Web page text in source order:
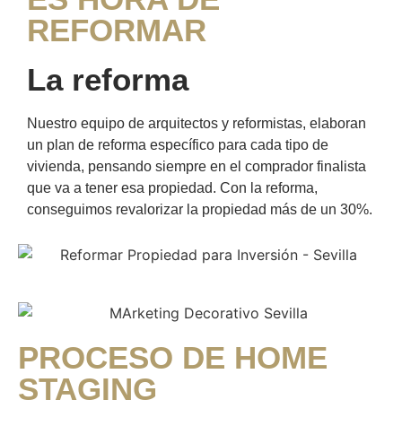
REFORMAR
La reforma
Nuestro equipo de arquitectos y reformistas, elaboran
un plan de reforma específico para cada tipo de
vivienda, pensando siempre en el comprador finalista
que va a tener esa propiedad. Con la reforma,
conseguimos revalorizar la propiedad más de un 30%.
PROCESO DE HOME
STAGING